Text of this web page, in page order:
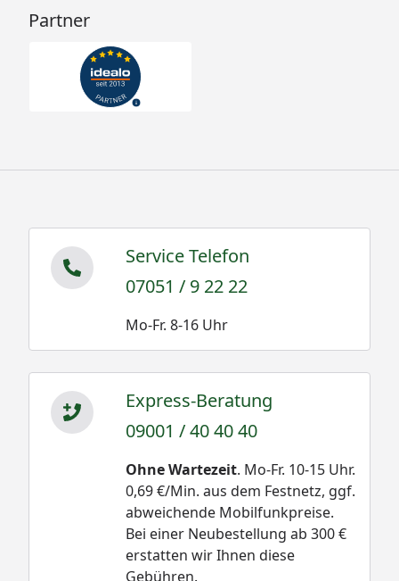
Partner
Service Telefon
07051 / 9 22 22
Mo-Fr. 8-16 Uhr
Express-Beratung
09001 / 40 40 40
Ohne Wartezeit. Mo-Fr. 10-15 Uhr.
0,69 €/Min. aus dem Festnetz, ggf.
abweichende Mobilfunkpreise.
Bei einer Neubestellung ab 300 €
erstatten wir Ihnen diese
Gebühren.